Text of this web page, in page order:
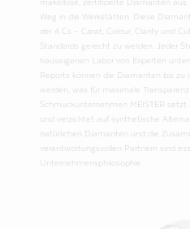
Weg in die Werkstätten. Diese
der 4 Cs – Carat, Colour, Clarity und
Standards gerecht zu werden. Jeder
hauseigenen Labor von Experten
Reports können die Diamanten bis zu
werden, was für maximale
Schmuckunternehmen MEISTER
und verzichtet auf synthetische
natürlichen Diamanten und die
verantwortungsvollen Partnern sind
Unternehmensphilosophie.